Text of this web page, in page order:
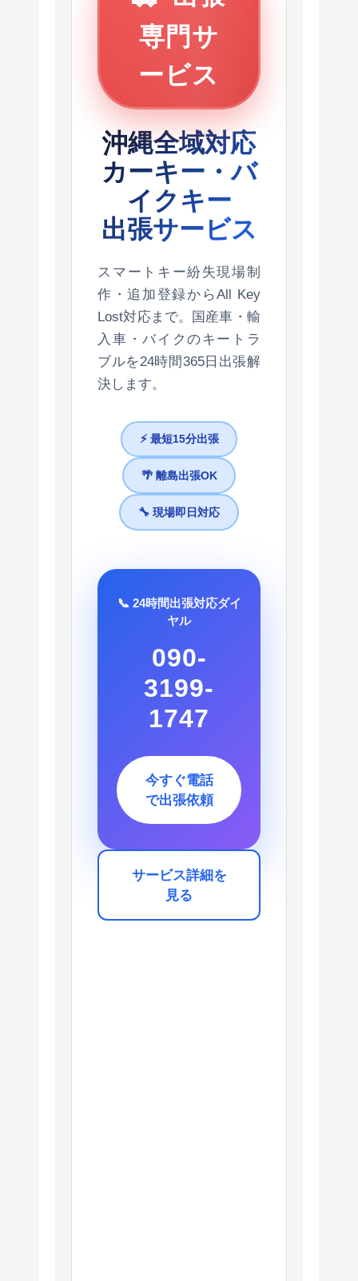
専門サ
ービス
沖縄全域対応
カーキー・バ
イクキー
出張サービス
スマートキー紛失現場制
作・追加登録からAll Key
Lost対応まで。国産車・輸
入車・バイクのキートラ
ブルを24時間365日出張解
決します。
⚡ 最短15分出張
🌴 離島出張OK
🔧 現場即日対応
📞 24時間出張対応ダイ
ヤル
090-
3199-
1747
今すぐ電話
で出張依頼
サービス詳細を
見る